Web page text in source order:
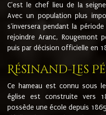
C'est le chef lieu de la
Avec un population plus
s'inversera pendant la
rejoindre Aranc, Rougemont
puis par décision officielle en
Résinand-Les
Ce hameau est connu sous
église est construite vers
possède une école depuis